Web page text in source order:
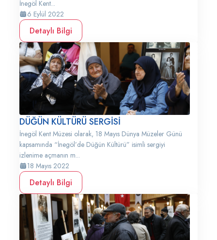
İnegöl Kent...
6 Eylül 2022
Detaylı Bilgi
DÜĞÜN KÜLTÜRÜ SERGİSİ
İnegöl Kent Müzesi olarak, 18 Mayıs Dünya Müzeler Günü
kapsamında “İnegöl’de Düğün Kültürü” isimli sergiyi
izlenime açmanın m...
18 Mayıs 2022
Detaylı Bilgi